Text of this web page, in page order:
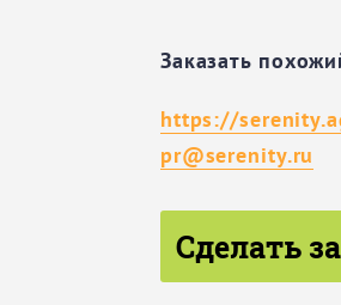
Заказать
https://
pr@serenity.ru
Сделать